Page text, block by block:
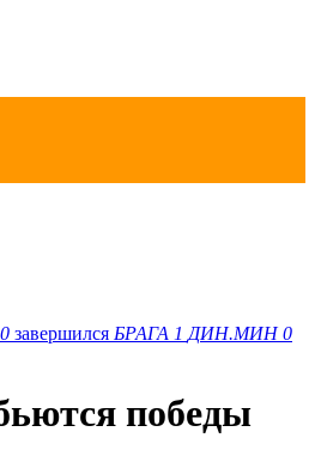
0 завершился БРАГА 1 ДИН.МИН 0
победы